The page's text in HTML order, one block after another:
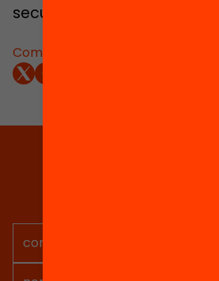
Comparteix:
secundària)